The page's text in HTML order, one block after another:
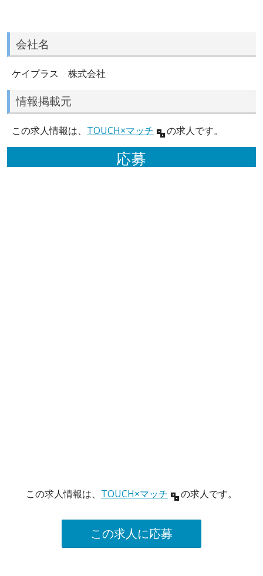
会社名
ケイプラス 株式会社
情報掲載元
この求人情報は、 TOUCH×マッチ の求人です。
応募
この求人情報は、 TOUCH×マッチ の求人です。
この求人に応募